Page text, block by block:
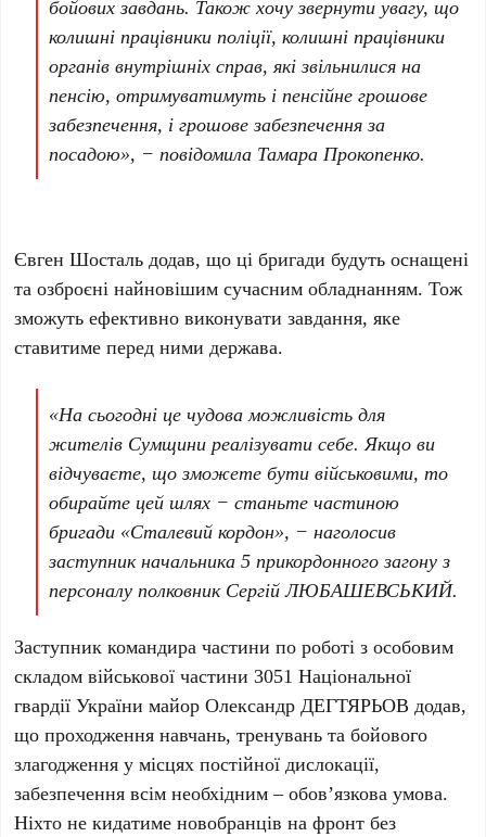
бойових завдань. Також хочу звернути увагу, що
колишні працівники поліції, колишні працівники
органів внутрішніх справ, які звільнилися на
пенсію, отримуватимуть і пенсійне грошове
забезпечення, і грошове забезпечення за
посадою», − повідомила Тамара Прокопенко.
Євген Шосталь додав, що ці бригади будуть оснащені
та озброєні найновішим сучасним обладнанням. Тож
зможуть ефективно виконувати завдання, яке
ставитиме перед ними держава.
«На сьогодні це чудова можливість для
жителів Сумщини реалізувати себе. Якщо ви
відчуваєте, що зможете бути військовими, то
обирайте цей шлях − станьте частиною
бригади «Сталевий кордон», − наголосив
заступник начальника 5 прикордонного загону з
персоналу полковник Сергій ЛЮБАШЕВСЬКИЙ.
Заступник командира частини по роботі з особовим
складом військової частини 3051 Національної
гвардії України майор Олександр ДЕГТЯРЬОВ додав,
що проходження навчань, тренувань та бойового
злагодження у місцях постійної дислокації,
забезпечення всім необхідним – обов’язкова умова.
Ніхто не кидатиме новобранців на фронт без